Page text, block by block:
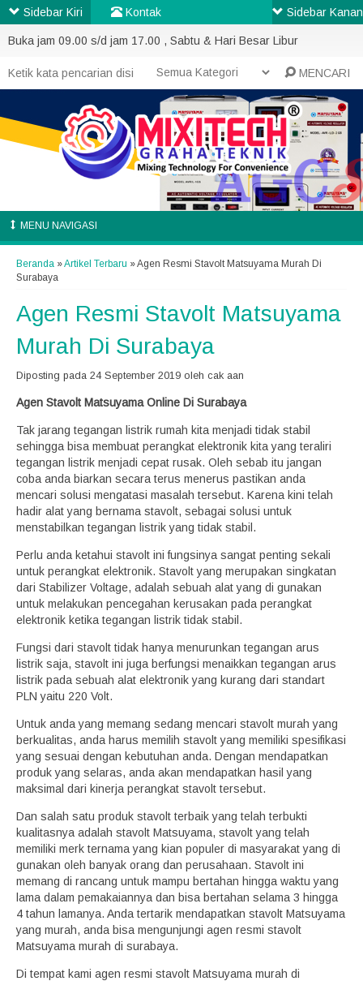
Buka jam 09.00 s/d jam 17.00 , Sabtu & Hari Besar Libur
MENCARI
MENU NAVIGASI
Beranda »Artikel Terbaru » Agen Resmi Stavolt Matsuyama Murah Di
Surabaya
Agen Resmi Stavolt Matsuyama
Murah Di Surabaya
Diposting pada 24 September 2019 oleh cak aan
Agen Stavolt Matsuyama Online Di Surabaya
Tak jarang tegangan listrik rumah kita menjadi tidak stabil
sehingga bisa membuat perangkat elektronik kita yang teraliri
tegangan listrik menjadi cepat rusak. Oleh sebab itu jangan
coba anda biarkan secara terus menerus pastikan anda
mencari solusi mengatasi masalah tersebut. Karena kini telah
hadir alat yang bernama stavolt, sebagai solusi untuk
menstabilkan tegangan listrik yang tidak stabil.
Perlu anda ketahui stavolt ini fungsinya sangat penting sekali
untuk perangkat elektronik. Stavolt yang merupakan singkatan
dari Stabilizer Voltage, adalah sebuah alat yang di gunakan
untuk melakukan pencegahan kerusakan pada perangkat
elektronik ketika tegangan listrik tidak stabil.
Fungsi dari stavolt tidak hanya menurunkan tegangan arus
listrik saja, stavolt ini juga berfungsi menaikkan tegangan arus
listrik pada sebuah alat elektronik yang kurang dari standart
PLN yaitu 220 Volt.
Untuk anda yang memang sedang mencari stavolt murah yang
berkualitas, anda harus memilih stavolt yang memiliki spesifikasi
yang sesuai dengan kebutuhan anda. Dengan mendapatkan
produk yang selaras, anda akan mendapatkan hasil yang
maksimal dari kinerja perangkat stavolt tersebut.
Dan salah satu produk stavolt terbaik yang telah terbukti
kualitasnya adalah stavolt Matsuyama, stavolt yang telah
memiliki merk ternama yang kian populer di masyarakat yang di
gunakan oleh banyak orang dan perusahaan. Stavolt ini
memang di rancang untuk mampu bertahan hingga waktu yang
lama dalam pemakaiannya dan bisa bertahan selama 3 hingga
4 tahun lamanya. Anda tertarik mendapatkan stavolt Matsuyama
yang murah, anda bisa mengunjungi agen resmi stavolt
Matsuyama murah di surabaya.
Di tempat kami agen resmi stavolt Matsuyama murah di
Sidebar Kiri Kontak Sidebar Kanan